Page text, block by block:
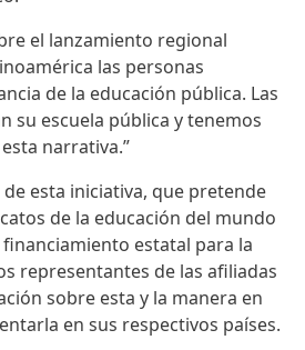
el lanzamiento regional
las personas
de la educación pública. Las
su escuela pública y tenemos
narrativa.”
esta iniciativa, que pretende
de la educación del mundo
estatal para la
representantes de las afiliadas
sobre esta y la manera en
en sus respectivos países.